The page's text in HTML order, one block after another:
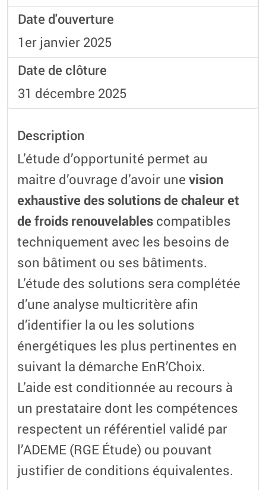
Date d'ouverture
1er janvier 2025
Date de clôture
31 décembre 2025
Description
L’étude d’opportunité permet au
maitre d’ouvrage d’avoir une vision
exhaustive des solutions de chaleur et
de froids renouvelables compatibles
techniquement avec les besoins de
son bâtiment ou ses bâtiments.
L’étude des solutions sera complétée
d’une analyse multicritère afin
d’identifier la ou les solutions
énergétiques les plus pertinentes en
suivant la démarche EnR’Choix.
L’aide est conditionnée au recours à
un prestataire dont les compétences
respectent un référentiel validé par
l’ADEME (RGE Étude) ou pouvant
justifier de conditions équivalentes.